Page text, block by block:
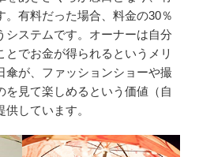
有料だった場合、料金の30％
システムです。オーナーは自分
でお金が得られるというメリ
傘が、ファッションショーや撮
を見て楽しめるという価値（自
しています。